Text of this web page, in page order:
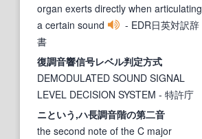
organ exerts directly when articulating
a certain sound
- EDR日英対訳辞
書
復調音響信号レベル判定方式
DEMODULATED SOUND SIGNAL
LEVEL DECISION SYSTEM - 特許庁
ニという,ハ長調音階の第二音
the second note of the C major